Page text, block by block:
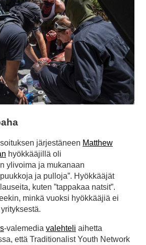
järjestäneen Matthew
hyökkääjillä oli
ylivoima ja mukanaan
ja pulloja”. Hyökkääjät
kuten ”tappakaa natsit”.
minkä vuoksi hyökkääjiä ei
-valemedia valehteli aihetta
että Traditionalist Youth Network